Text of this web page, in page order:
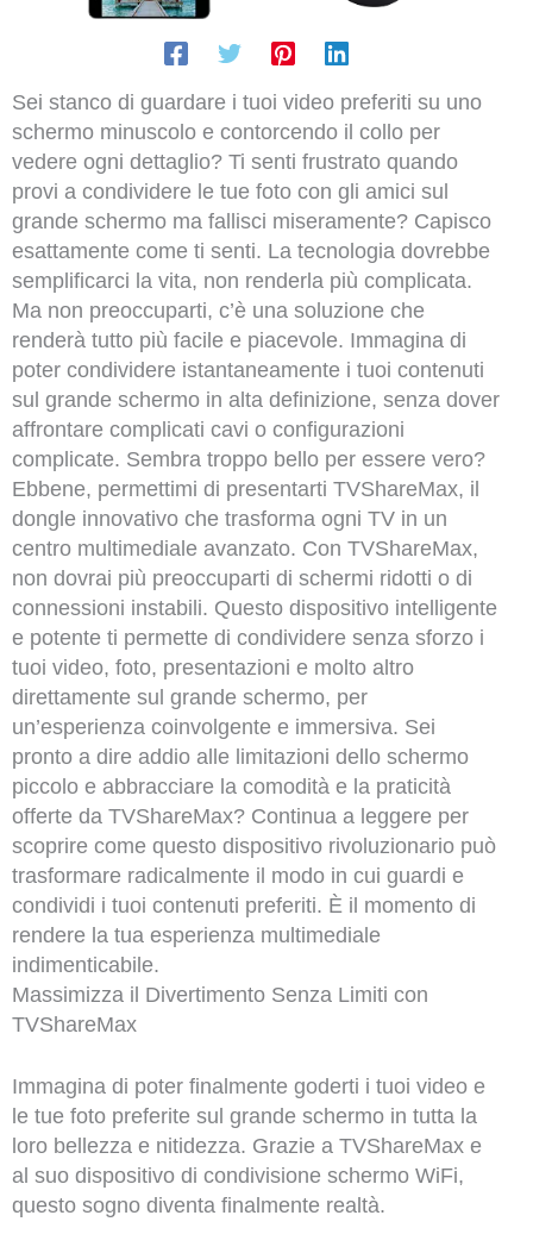
Sei stanco di guardare i tuoi video preferiti su uno
schermo minuscolo e contorcendo il collo per
vedere ogni dettaglio? Ti senti frustrato quando
provi a condividere le tue foto con gli amici sul
grande schermo ma fallisci miseramente? Capisco
esattamente come ti senti. La tecnologia dovrebbe
semplificarci la vita, non renderla più complicata.
Ma non preoccuparti, c’è una soluzione che
renderà tutto più facile e piacevole. Immagina di
poter condividere istantaneamente i tuoi contenuti
sul grande schermo in alta definizione, senza dover
affrontare complicati cavi o configurazioni
complicate. Sembra troppo bello per essere vero?
Ebbene, permettimi di presentarti TVShareMax, il
dongle innovativo che trasforma ogni TV in un
centro multimediale avanzato. Con TVShareMax,
non dovrai più preoccuparti di schermi ridotti o di
connessioni instabili. Questo dispositivo intelligente
e potente ti permette di condividere senza sforzo i
tuoi video, foto, presentazioni e molto altro
direttamente sul grande schermo, per
un’esperienza coinvolgente e immersiva. Sei
pronto a dire addio alle limitazioni dello schermo
piccolo e abbracciare la comodità e la praticità
offerte da TVShareMax? Continua a leggere per
scoprire come questo dispositivo rivoluzionario può
trasformare radicalmente il modo in cui guardi e
condividi i tuoi contenuti preferiti. È il momento di
rendere la tua esperienza multimediale
indimenticabile.
Massimizza il Divertimento Senza Limiti con
TVShareMax
Immagina di poter finalmente goderti i tuoi video e
le tue foto preferite sul grande schermo in tutta la
loro bellezza e nitidezza. Grazie a TVShareMax e
al suo dispositivo di condivisione schermo WiFi,
questo sogno diventa finalmente realtà.